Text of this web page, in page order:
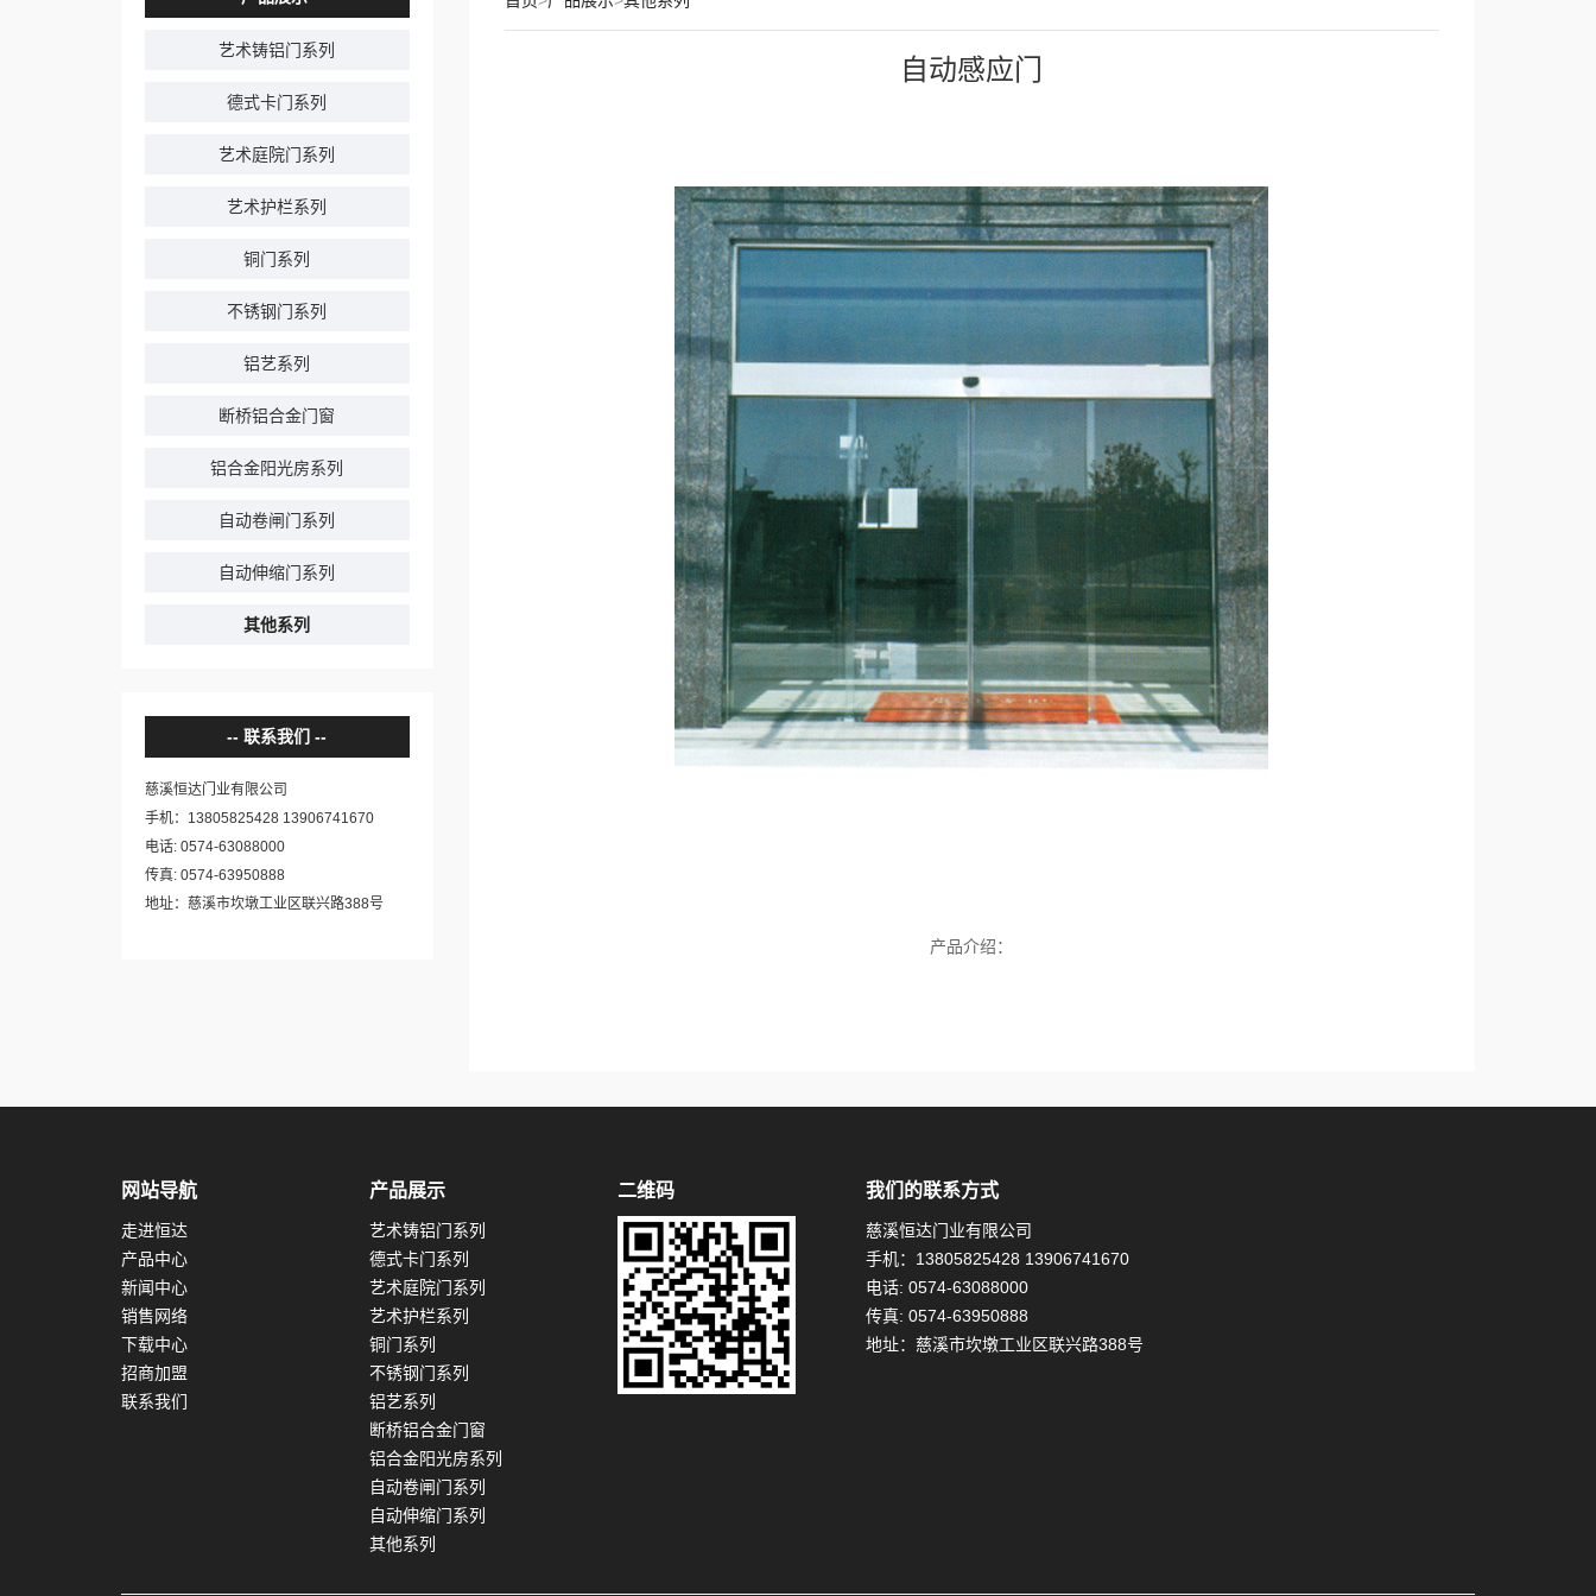
艺术铸铝门系列
德式卡门系列
艺术庭院门系列
艺术护栏系列
铜门系列
不锈钢门系列
铝艺系列
断桥铝合金门窗
铝合金阳光房系列
自动卷闸门系列
自动伸缩门系列
其他系列
联系我们
慈溪恒达门业有限公司
手机：13805825428 13906741670
电话: 0574-63088000
传真: 0574-63950888
地址：慈溪市坎墩工业区联兴路388号
自动感应门
产品介绍：
网站导航
走进恒达
产品中心
新闻中心
销售网络
下载中心
招商加盟
联系我们
产品展示
艺术铸铝门系列
德式卡门系列
艺术庭院门系列
艺术护栏系列
铜门系列
不锈钢门系列
铝艺系列
断桥铝合金门窗
铝合金阳光房系列
自动卷闸门系列
自动伸缩门系列
其他系列
二维码 我们的联系方式
慈溪恒达门业有限公司
手机：13805825428 13906741670
电话: 0574-63088000
传真: 0574-63950888
地址：慈溪市坎墩工业区联兴路388号